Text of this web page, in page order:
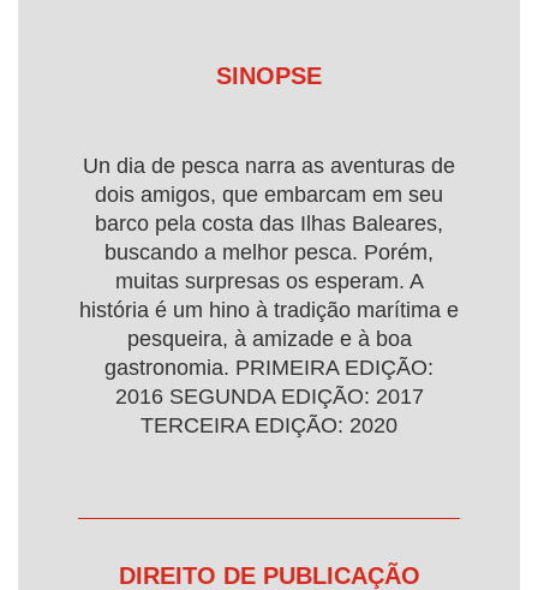
SINOPSE
Un dia de pesca narra as aventuras de
dois amigos, que embarcam em seu
barco pela costa das Ilhas Baleares,
buscando a melhor pesca. Porém,
muitas surpresas os esperam. A
história é um hino à tradição marítima e
pesqueira, à amizade e à boa
gastronomia. PRIMEIRA EDIÇÃO:
2016 SEGUNDA EDIÇÃO: 2017
TERCEIRA EDIÇÃO: 2020
DIREITO DE PUBLICAÇÃO